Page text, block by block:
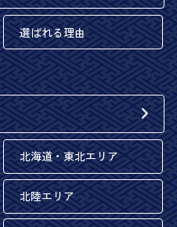
選ばれる理由
北海道・東北エリア
北陸エリア